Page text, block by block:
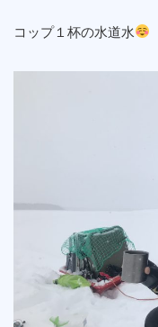
コップ１杯の水道水